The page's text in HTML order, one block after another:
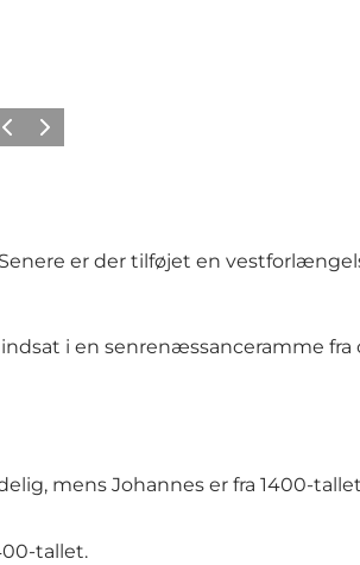
ForrigeNæste
er der tilføjet en
i en senrenæssanceramme fra
mens Johannes er fra 1400-
tallet.